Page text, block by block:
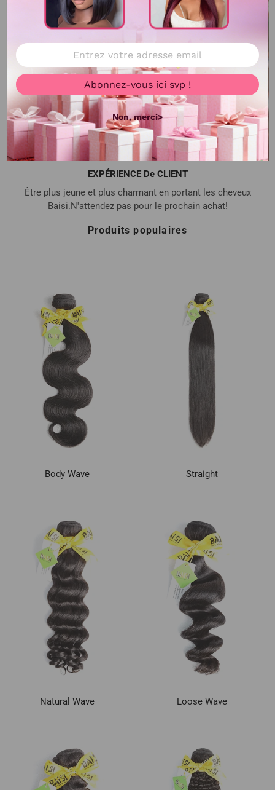
EXPÉRIENCE De CLIENT
Être plus jeune et plus charmant en portant les cheveux
Baisi.N'attendez pas pour le prochain achat!
Produits populaires
Body Wave Straight
Natural Wave Loose Wave
Abonnez-vous ici svp !
Non, merci>